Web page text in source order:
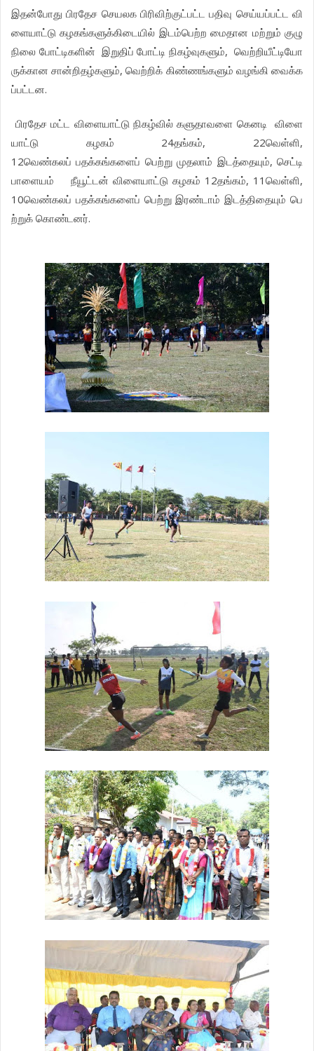
இதன்போது பிரதேச செயலக பிரிவிற்குட்பட்ட பதிவு செய்யப்பட்ட
வி
ளையாட்டு கழகங்களுக்கிடையில் இடம்பெற்ற மைதான மற்றும் குழு
நிலை போட்டிகளின் இறுதிப் போட்டி நிகழ்வுகளும்,
வெற்றியீட்டியோ
ருக்கான சான்றிதழ்களும்,வெற்றிக் கிண்ணங்களும் வழங்கி வைக்க
ப்பட்டன.
பிரதேச மட்ட விளையாட்டு நிகழ்வில் களுதாவளை கெனடி
விளை
யாட்டு
கழகம் 24தங்கம், 22வெள்ளி,
12வெண்கலப் பதக்கங்களைப் பெற்று முதலாம் இடத்தையும், செட்டி
பாளையம்
நீயூட்டன் விளையாட்டு கழகம் 12தங்கம், 11 வெள்ளி,
10வெண்கலப் பதக்கங்களைப் பெற்று இரண்டாம் இடத்திதையும் பெ
ற்றுக் கொண்டனர்.